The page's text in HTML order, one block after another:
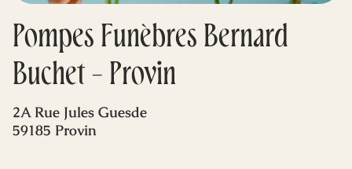
Mes dernières volontés
Pompes Funèbres Bernard
Buchet - Provin
2A Rue Jules Guesde
59185 Provin